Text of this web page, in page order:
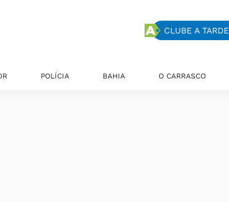
CLUBE A TARDE
POLÍCIA BAHIA O CARRASCO